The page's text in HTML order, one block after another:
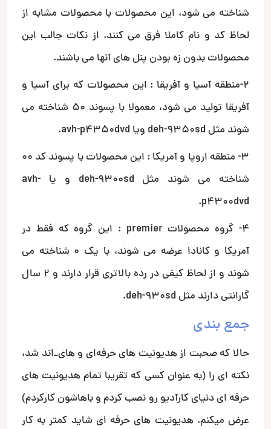
شناخته می شود، این محصولات با محصولات مشابه از
لحاظ کد و نام کاملا فرق می کنند. از نکات جالب این
محصولات بدون زه بودن پنل های آنها می باشند.
2-منطقه آسیا و آفریقا : این محصولات که برای آسیا و
آفریقا تولید می شود، معمولا با پسوند 50 شناخته می
شوند مثل deh-9350sd ویا avh-p4350dvd.
3- منطقه اروپا و آمریکا : این محصولات با پسوند کد 00
شناخته می شوند مثل deh-9300sd و یا avh-
p4300dvd.
4- گروه محصولات premier : این گروه که فقط در
آمریکا و کانادا عرضه می شوند، با یک 0 شناخته می
شوند و از لحاظ کیفی در رده بالاتری قرار دارند و 2 سال
گارانتی دارند مثل deh-930sd.
جمع بندی
حالا که صحبت از هدیونیت های حرفه‌ای و های_اند شد،
نکته ای را (به عنوان کسی که تقریبا تمام هدیونیت های
حرفه ای دنیای کارآدیو رو نصب کردم و باهاشون کارکردم)
عرض میکنم. هدیونیت های حرفه ای شاید کمتر به کار